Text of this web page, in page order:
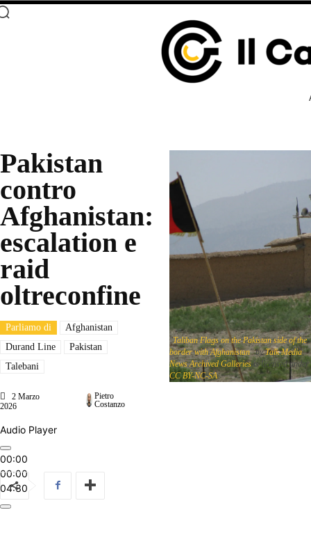
Pakistan
contro
Afghanistan:
escalation e
raid
oltreconfine
Parliamo di
Afghanistan
Durand Line
Pakistan
Talebani
2 Marzo
2026
Pietro
Costanzo
Audio Player
00:00
00:00
04:30
"Taliban Flags on the Pakistan side of the
border with Afghanistan" byTalk Media
News Archived Galleries is licensed under
CC BY-NC-SA